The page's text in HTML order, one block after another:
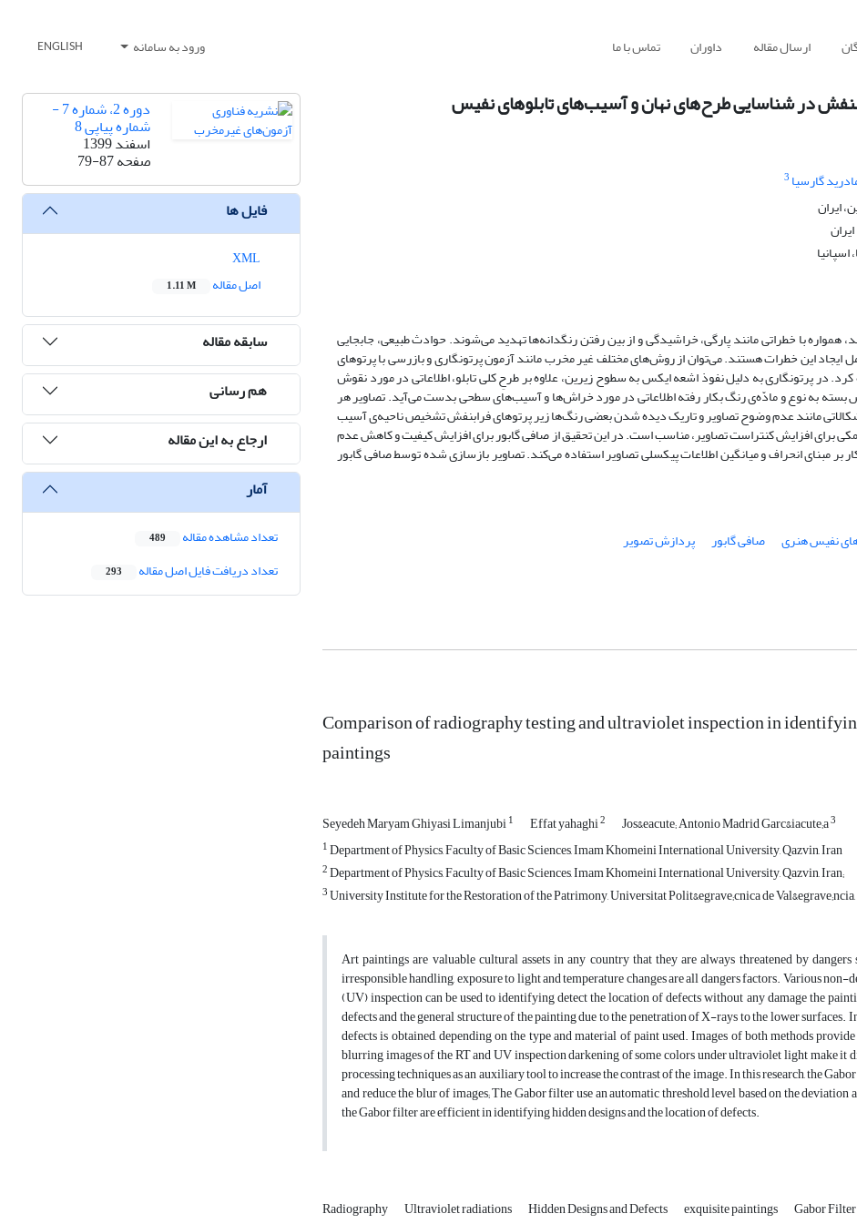
ارسال مقاله داوران تماس با ما ورود به سامانه ENGLISH
در شناسایی طرح‌های نهان و آسیب‌های تابلوهای نفیس
گارسیا 3
ایران
با خطراتی مانند پارگی، خراشیدگی و از بین رفتن رنگدانه‌ها تهدید می‌شوند. حوادث طبیعی، جابجایی
ایجاد این خطرات هستند. می‌توان از روش‌های مختلف غیر مخرب مانند آزمون‌ پرتونگاری و بازرسی با پرتوهای
پرتونگاری به دلیل نفوذ اشعه ایکس به سطوح زیرین، علاوه بر طرحِ کلی تابلو، اطلاعاتی در مورد نقوش
به نوع و مادّه‌ی رنگ‌ بکار رفته اطلاعاتی در مورد خراش‌ها و آسیب‌های سطحی بدست می‌آید. تصاویر هر
مانند عدم‌ وضوح تصاویر و تاریک دیده شدن بعضی رنگ‌ها زیر پرتوهای فرابنفش تشخیص ناحیه‌ی آسیب
برای افزایش کنتراست تصاویر، مناسب است. در این تحقیق از صافی ‌گابور برای افزایش کیفیت و کاهش عدم‌
مبنای انحراف و میانگین اطلاعات پیکسلی تصاویر استفاده می‌کند. تصاویر بازسازی شده توسط صافی ‌گابور
نفیس هنری صافی گابور
پردازش تصویر
Comparison of radiography testing and ultraviolet inspection in
paintings
Seyedeh Maryam Ghiyasi Limanjubi1 Effat yahaghi2 Jos&eacute; Antonio Madrid Garc&iacute;a3
1Department of Physics, Faculty of Basic Sciences, Imam Khomeini International University, Qazvin, Iran
2Department of Physics, Faculty of Basic Sciences, Imam Khomeini International University, Qazvin, Iran;
3University Institute for the Restoration of the Patrimony, Universitat Polit&egrave;cnica de
Art paintings are valuable cultural assets in any country that they are always threatened by dangers
irresponsible handling, exposure to light and temperature changes are all dangers factors. Various
(UV) inspection can be used to identifying detect the location of defects without any damage the
defects and the general structure of the painting due to the penetration of X-rays to the lower
defects is obtained, depending on the type and material of paint used. Images of both methods
blurring images of the RT and UV inspection darkening of some colors under ultraviolet light make
processing techniques as an auxiliary tool to increase the contrast of the image. In this research, the
and reduce the blur of images; The Gabor filter use an automatic threshold level based on the
the Gabor filter are efficient in identifying hidden designs and the location of defects.
Radiography Ultraviolet radiations Hidden Designs and Defects exquisite paintings Gabor Filter
دوره 2، شماره 7 -
شماره پیاپی 8
اسفند 1399
صفحه79-87
فایل ها
اصل مقاله
1.11 M
سابقه مقاله
هم رسانی
ارجاع به این مقاله
آمار
تعداد مشاهده مقاله 489
تعداد دریافت فایل اصل مقاله 293